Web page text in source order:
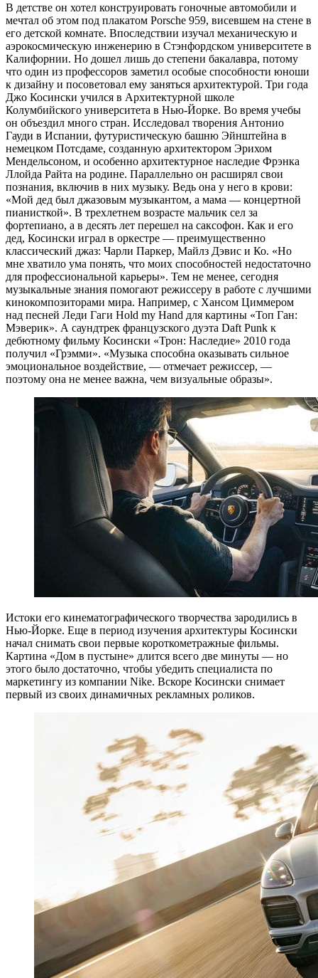
В детстве он хотел конструировать гоночные автомобили и
мечтал об этом под плакатом Porsche 959, висевшем на стене в
его детской комнате. Впоследствии изучал механическую и
аэрокосмическую инженерию в Стэнфордском университете в
Калифорнии. Но дошел лишь до степени бакалавра, потому
что один из профессоров заметил особые способности юноши
к дизайну и посоветовал ему заняться архитектурой. Три года
Джо Косински учился в Архитектурной школе
Колумбийского университета в Нью-Йорке. Во время учебы
он объездил много стран. Исследовал творения Антонио
Гауди в Испании, футуристическую башню Эйнштейна в
немецком Потсдаме, созданную архитектором Эрихом
Мендельсоном, и особенно архитектурное наследие Фрэнка
Ллойда Райта на родине. Параллельно он расширял свои
познания, включив в них музыку. Ведь она у него в крови:
«Мой дед был джазовым музыкантом, а мама — концертной
пианисткой». В трехлетнем возрасте мальчик сел за
фортепиано, а в десять лет перешел на саксофон. Как и его
дед, Косински играл в оркестре — преимущественно
классический джаз: Чарли Паркер, Майлз Дэвис и Ко. «Но
мне хватило ума понять, что моих способностей недостаточно
для профессиональной карьеры». Тем не менее, сегодня
музыкальные знания помогают режиссеру в работе с лучшими
кинокомпозиторами мира. Например, с Хансом Циммером
над песней Леди Гаги Hold my Hand для картины «Топ Ган:
Мэверик». А саундтрек французского дуэта Daft Punk к
дебютному фильму Косински «Трон: Наследие» 2010 года
получил «Грэмми». «Музыка способна оказывать сильное
эмоциональное воздействие, — отмечает режиссер, —
поэтому она не менее важна, чем визуальные образы».
Истоки его кинематографического творчества зародились в
Нью-Йорке. Еще в период изучения архитектуры Косински
начал снимать свои первые короткометражные фильмы.
Картина «Дом в пустыне» длится всего две минуты — но
этого было достаточно, чтобы убедить специалиста по
маркетингу из компании Nike. Вскоре Косински снимает
первый из своих динамичных рекламных роликов.